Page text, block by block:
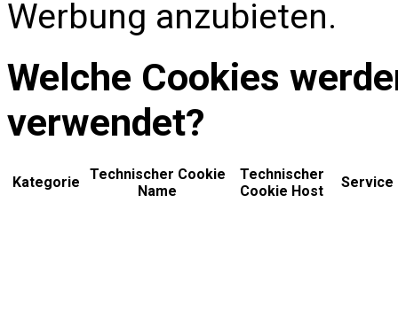
Werbung anzubieten.
Welche Cookies
verwendet?
Kategorie
Technischer Cookie
Name
Technischer
Cookie Host
Service